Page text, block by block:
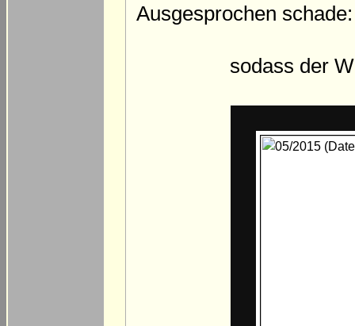
Ausgesprochen
sodass der